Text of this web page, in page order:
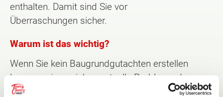
enthalten. Damit sind Sie vor
Überraschungen sicher.
Warum ist das wichtig?
Wenn Sie kein Baugrundgutachten erstellen
lassen, zeigen sich eventuelle Probleme des
Baugrundes erst viel später und dann kann es